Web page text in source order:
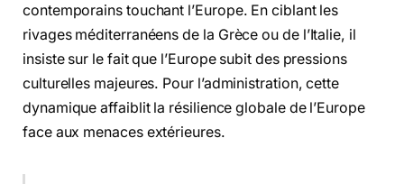
contemporains touchant l’Europe. En ciblant les
rivages méditerranéens de la Grèce ou de l’Italie, il
insiste sur le fait que l’Europe subit des pressions
culturelles majeures. Pour l’administration, cette
dynamique affaiblit la résilience globale de l’Europe
face aux menaces extérieures.